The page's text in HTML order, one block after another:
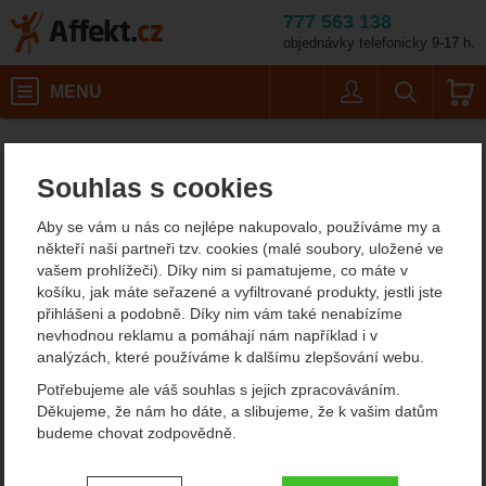
Souhlas s cookies
Aby se vám u nás co nejlépe nakupovalo, používáme my a
někteří naši partneři tzv. cookies (malé soubory, uložené ve
vašem prohlížeči). Díky nim si pamatujeme, co máte v
košíku, jak máte seřazené a vyfiltrované produkty, jestli jste
přihlášeni a podobně. Díky nim vám také nenabízíme
nevhodnou reklamu a pomáhají nám například i v
analýzách, které používáme k dalšímu zlepšování webu.
Potřebujeme ale váš souhlas s jejich zpracováváním.
Děkujeme, že nám ho dáte, a slibujeme, že k vašim datům
budeme chovat zodpovědně.
Nastavení souhlasů s kategoriemi
777 563 138
objednávky telefonicky 9-17 h.
MENU
Délka: 4 m
Singing Rock Site
polohovací blokant
doporučujeme!
Fotografie